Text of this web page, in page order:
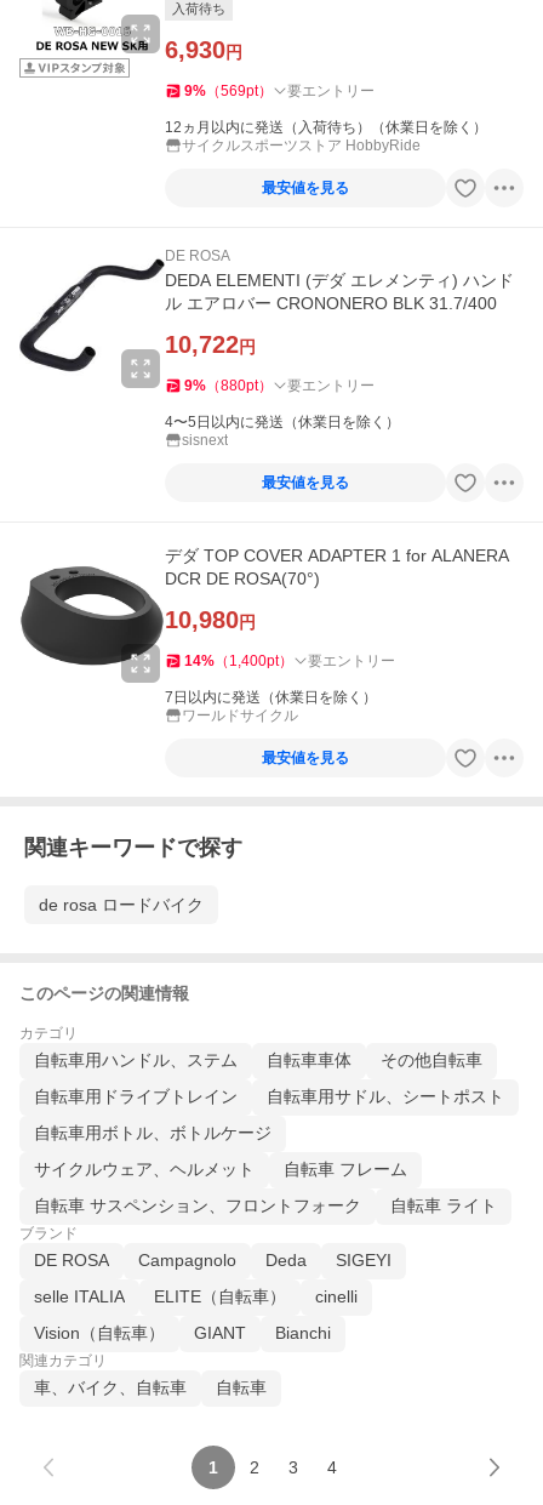
入荷待ち
6,930円
9% （569pt） 要エントリー
12ヵ月以内に発送（入荷待ち）（休業日を除く）
サイクルスポーツストア HobbyRide
最安値を見る
DE ROSA
DEDA ELEMENTI (デダ エレメンティ) ハンド
ル エアロバー CRONONERO BLK 31.7/400
10,722円
9% （880pt） 要エントリー
4〜5日以内に発送（休業日を除く）
sisnext
最安値を見る
デダ TOP COVER ADAPTER 1 for ALANERA
DCR DE ROSA(70°)
10,980円
14% （ 1,400pt） 要エントリー
7日以内に発送（休業日を除く）
ワールドサイクル
最安値を見る
関連キーワードで探す
de rosa ロードバイク
このページの関連情報
カテゴリ
自転車用ハンドル、ステム 自転車車体
その他自転車
自転車用ドライブトレイン
自転車用サドル、シートポスト
自転車用ボトル、ボトルケージ
サイクルウェア、ヘルメット
自転車 フレーム
自転車 サスペンション、フロントフォーク
自転車 ライト
ブランド
DE ROSA Campagnolo Deda
SIGEYI
selle ITALIA
ELITE（自転車）
cinelli
Vision（自転車）
GIANT Bianchi
関連カテゴリ
車、バイク、自転車 自転車
1 2 3 4